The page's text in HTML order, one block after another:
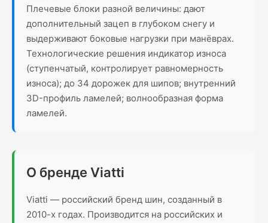
Плечевые блоки разной величины: дают
дополнительный зацеп в глубоком снегу и
выдерживают боковые нагрузки при манёврах.
Технологические решения индикатор износа
(ступенчатый, контролирует равномерность
износа); до 34 дорожек для шипов; внутренний
3D-профиль ламелей; волнообразная форма
ламелей.
О бренде Viatti
Viatti — российский бренд шин, созданный в
2010-х годах. Производится на российских и